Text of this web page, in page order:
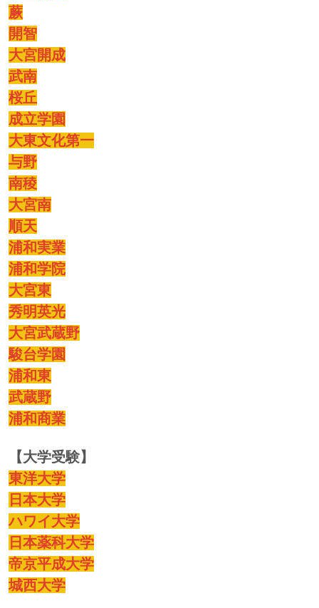
蕨
開智
大宮開成
武南
桜丘
成立学園
大東文化第一
与野
南稜
大宮南
順天
浦和実業
浦和学院
大宮東
秀明英光
大宮武蔵野
駿台学園
浦和東
武蔵野
浦和商業
【大学受験】
東洋大学
日本大学
ハワイ大学
日本薬科大学
帝京平成大学
城西大学